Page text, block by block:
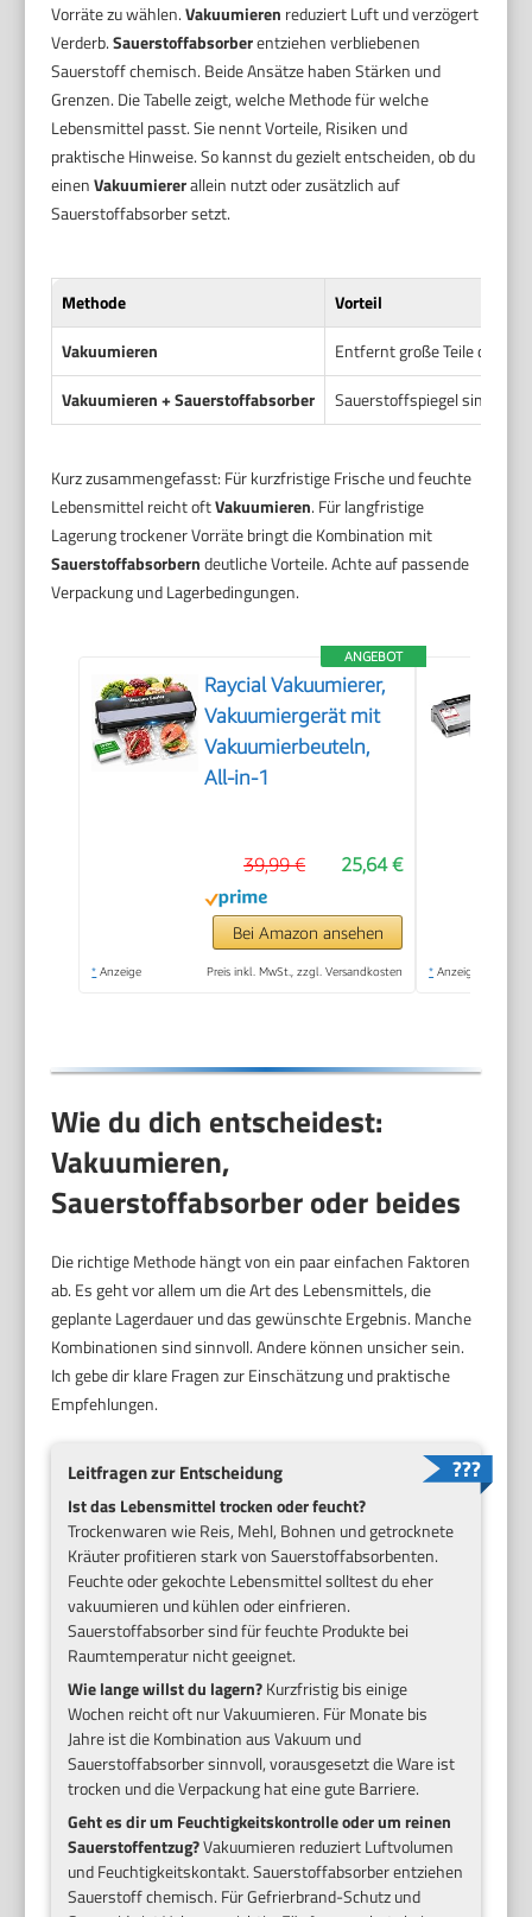
Vorräte zu wählen.Vakuumieren reduziert Luft und verzögert
Verderb.Sauerstoffabsorberentziehen verbliebenen
Sauerstoff chemisch. Beide Ansätze haben Stärken und
Grenzen. Die Tabelle zeigt, welche Methode für welche
Lebensmittel passt. Sie nennt Vorteile, Risiken und
praktische Hinweise. So kannst du gezielt entscheiden, ob du
einenVakuumiererallein nutzt oder zusätzlich auf
Sauerstoffabsorber setzt.
Methode
Vorteil
Vakuumieren
Entfernt große Teile der
Vakuumieren + Sauerstoffabsorber
Sauerstoffspiegel sinken
Kurz zusammengefasst: Für kurzfristige Frische und feuchte
Lebensmittel reicht oftVakuumieren. Für langfristige
Lagerung trockener Vorräte bringt die Kombination mit
Sauerstoffabsorberndeutliche Vorteile. Achte auf passende
Verpackung und Lagerbedingungen.
ANGEBOT
Raycial Vakuumierer,
Vakuumiergerät mit
Vakuumierbeuteln,
All-in-1
25,64 €
39,99 €
Bei Amazon ansehen
* Anzeige Preis inkl. MwSt., zzgl. Versandkosten * Anzeige
Wie du dich entscheidest:
Vakuumieren,
Sauerstoffabsorber oder beides
Die richtige Methode hängt von ein paar einfachen Faktoren
ab. Es geht vor allem um die Art des Lebensmittels, die
geplante Lagerdauer und das gewünschte Ergebnis. Manche
Kombinationen sind sinnvoll. Andere können unsicher sein.
Ich gebe dir klare Fragen zur Einschätzung und praktische
Empfehlungen.
Leitfragen zur Entscheidung
Ist das Lebensmittel trocken oder feucht?
Trockenwaren wie Reis, Mehl, Bohnen und getrocknete
Kräuter profitieren stark von Sauerstoffabsorbenten.
Feuchte oder gekochte Lebensmittel solltest du eher
vakuumieren und kühlen oder einfrieren.
Sauerstoffabsorber sind für feuchte Produkte bei
Raumtemperatur nicht geeignet.
Wie lange willst du lagern?Kurzfristig bis einige
Wochen reicht oft nur Vakuumieren. Für Monate bis
Jahre ist die Kombination aus Vakuum und
Sauerstoffabsorber sinnvoll, vorausgesetzt die Ware ist
trocken und die Verpackung hat eine gute Barriere.
Geht es dir um Feuchtigkeitskontrolle oder um reinen
Sauerstoffentzug?Vakuumieren reduziert Luftvolumen
und Feuchtigkeitskontakt. Sauerstoffabsorber entziehen
Sauerstoff chemisch. Für Gefrierbrand-Schutz und